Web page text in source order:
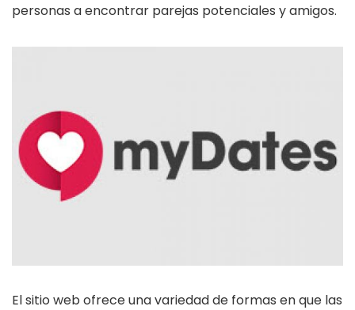
personas a encontrar parejas potenciales y amigos.
El sitio web ofrece una variedad de formas en que las